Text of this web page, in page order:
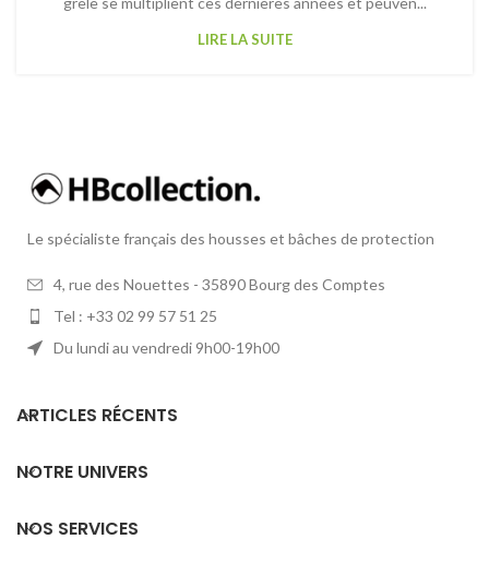
LIRE LA SUITE
Le spécialiste français des housses et bâches de protection
4, rue des Nouettes - 35890 Bourg des Comptes
Tel : +33 02 99 57 51 25
Du lundi au vendredi 9h00-19h00
ARTICLES RÉCENTS
NOTRE UNIVERS
NOS SERVICES